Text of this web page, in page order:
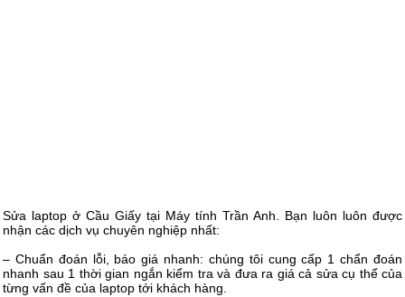
Sửa laptop ở Cầu Giấy tại Máy tính Trần Anh. Bạn luôn luôn được
nhận các dịch vụ chuyên nghiệp nhất:
– Chuẩn đoán lỗi, báo giá nhanh: chúng tôi cung cấp 1 chẩn đoán
nhanh sau 1 thời gian ngắn kiểm tra và đưa ra giá cả sửa cụ thể của
từng vấn đề của laptop tới khách hàng.